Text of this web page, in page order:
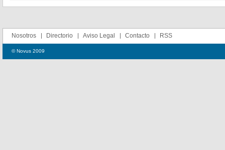
Nosotros Directorio Aviso Legal Contacto RSS
© Novus 2009